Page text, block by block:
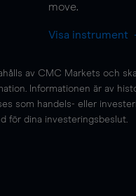
move.
Visa instrument
av CMC Markets och
Informationen är av
som handels- eller
för dina investeringsbeslut.